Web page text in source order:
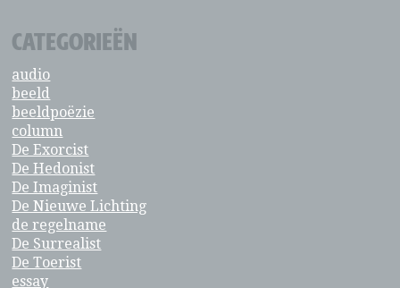
CATEGORIEËN
audio
beeld
beeldpoëzie
column
De Exorcist
De Hedonist
De Imaginist
De Nieuwe Lichting
de regelname
De Surrealist
De Toerist
essay